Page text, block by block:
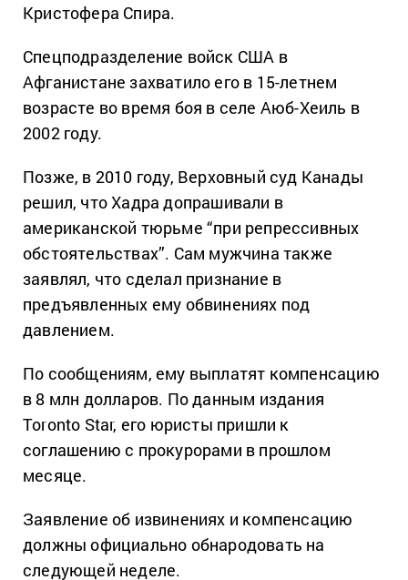
Кристофера Спира.
Спецподразделение войск США в
Афганистане захватило его в 15-летнем
возрасте во время боя в селе Аюб-Хеиль в
2002 году.
Позже, в 2010 году, Верховный суд Канады
решил, что Хадра допрашивали в
американской тюрьме “при репрессивных
обстоятельствах”. Сам мужчина также
заявлял, что сделал признание в
предъявленных ему обвинениях под
давлением.
По сообщениям, ему выплатят компенсацию
в 8 млн долларов. По данным издания
Toronto Star, его юристы пришли к
соглашению с прокурорами в прошлом
месяце.
Заявление об извинениях и компенсацию
должны официально обнародовать на
следующей неделе.